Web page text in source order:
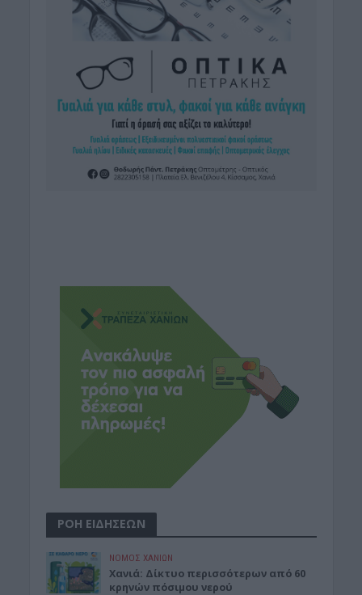
ΡΟΗ ΕΙΔΗΣΕΩΝ
ΝΟΜΌΣ ΧΑΝΊΩΝ
Xανιά: Δίκτυο περισσότερων από 60
κρηνών πόσιμου νερού